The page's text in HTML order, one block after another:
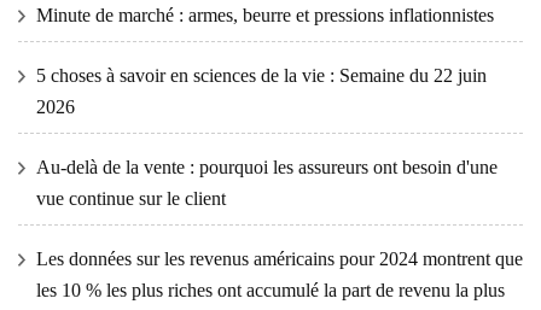
Minute de marché : armes, beurre et pressions inflationnistes
5 choses à savoir en sciences de la vie : Semaine du 22 juin
2026
Au-delà de la vente : pourquoi les assureurs ont besoin d'une
vue continue sur le client
Les données sur les revenus américains pour 2024 montrent que
les 10 % les plus riches ont accumulé la part de revenu la plus